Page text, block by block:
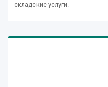
складские услуги.